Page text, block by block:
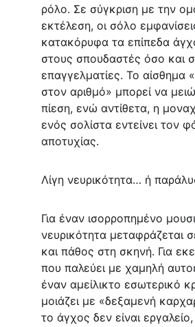
ρόλο. Σε σύγκριση με την
εκτέλεση, οι σόλο
κατακόρυφα τα επίπεδα
στους σπουδαστές όσο και
επαγγελματίες. Το αίσθημα
στον αριθμό» μπορεί να
πίεση, ενώ αντίθετα, η
ενός σολίστα εντείνει τον
αποτυχίας.
Λίγη νευρικότητα… ή
Για έναν ισορροπημένο
νευρικότητα μεταφράζεται
και πάθος στη σκηνή. Για
που παλεύει με χαμηλή
έναν αμείλικτο εσωτερικό
μοιάζει με «δεξαμενή
το άγχος δεν είναι